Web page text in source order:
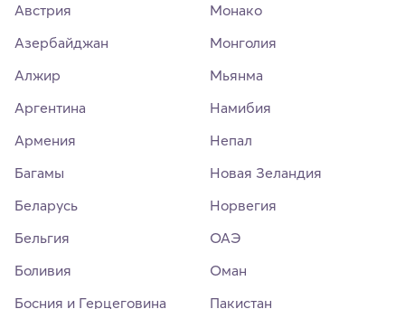
Австрия
Азербайджан
Алжир
Аргентина
Армения
Багамы
Беларусь
Бельгия
Боливия
Босния и Герцеговина
Монако
Монголия
Мьянма
Намибия
Непал
Новая Зеландия
Норвегия
ОАЭ
Оман
Пакистан